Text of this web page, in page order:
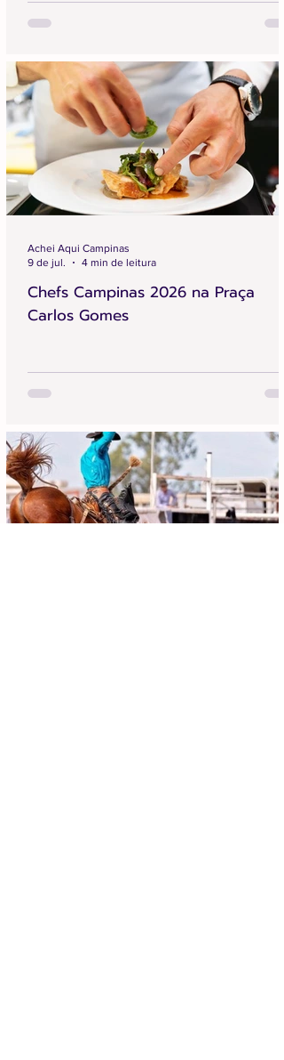
Chefs Campinas 2026 na Praça
Carlos Gomes
Achei Aqui Campinas
9 de jul.
4 min de leitura